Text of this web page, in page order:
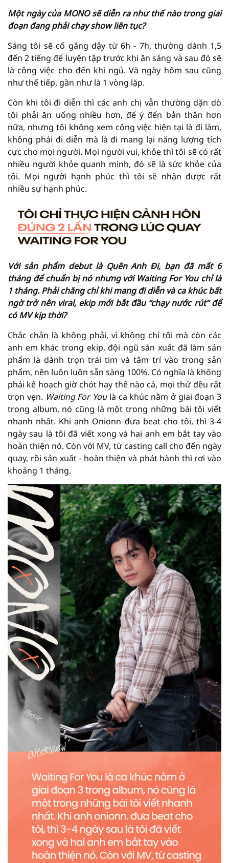
Một ngày của MONO sẽ diễn ra như thế nào trong giai
đoạn đang phải chạy show liên tục?
Sáng tôi sẽ cố gắng dậy từ 6h - 7h, thường dành 1,5
đến 2 tiếng để luyện tập trước khi ăn sáng và sau đó sẽ
là công việc cho đến khi ngủ. Và ngày hôm sau cũng
như thế tiếp, gần như là 1 vòng lặp.
Còn khi tôi đi diễn thì các anh chị vẫn thường dặn dò
tôi phải ăn uống nhiều hơn, để ý đến bản thân hơn
nữa, nhưng tôi không xem công việc hiện tại là đi làm,
không phải đi diễn mà là đi mang lại năng lượng tích
cực cho mọi người. Mọi người vui, khỏe thì tôi sẽ có rất
nhiều người khỏe quanh mình, đó sẽ là sức khỏe của
tôi. Mọi người hạnh phúc thì tôi sẽ nhận được rất
nhiều sự hạnh phúc.
Với sản phẩm debut là Quên Anh Đi, bạn đã mất 6
tháng để chuẩn bị nó nhưng với Waiting For You chỉ là
1 tháng. Phải chăng chỉ khi mang đi diễn và ca khúc bất
ngờ trở nên viral, ekip mới bắt đầu “chạy nước rút” để
có MV kịp thời?
Chắc chắn là không phải, vì không chỉ tôi mà còn các
anh em khác trong ekip, đội ngũ sản xuất đã làm sản
phẩm là dành trọn trái tim và tâm trí vào trong sản
phẩm, nên luôn luôn sẵn sàng 100%. Có nghĩa là không
phải kế hoạch giờ chót hay thế nào cả, mọi thứ đều rất
trọn vẹn. Waiting For You là ca khúc nằm ở giai đoạn 3
trong album, nó cũng là một trong những bài tôi viết
nhanh nhất. Khi anh Onionn đưa beat cho tôi, thì 3-4
ngày sau là tôi đã viết xong và hai anh em bắt tay vào
hoàn thiện nó. Còn với MV, từ casting call cho đến ngày
quay, rồi sản xuất - hoàn thiện và phát hành thì rơi vào
khoảng 1 tháng.